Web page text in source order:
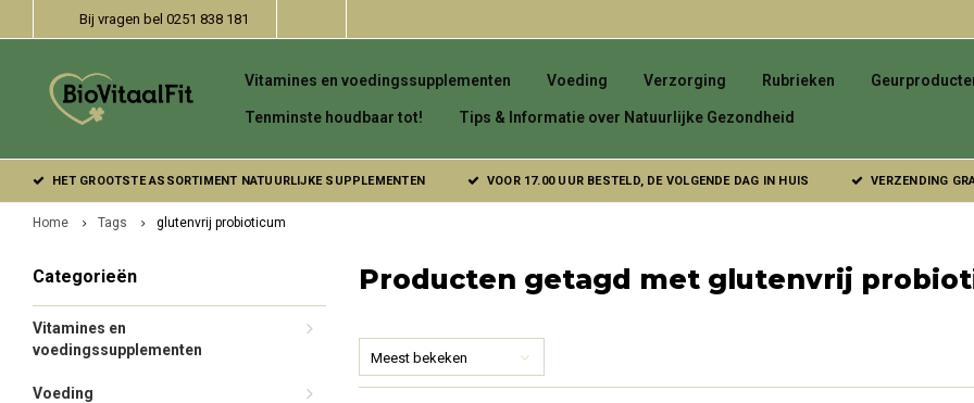
Bij vragen bel 0251 838 181
Vitamines en voedingssupplementen Voeding Verzorging Rubrieken
Tenminste houdbaar tot! Tips & Informatie over Natuurlijke Gezondheid
HET GROOTSTE ASSORTIMENT NATUURLIJKE SUPPLEMENTEN VOOR 17.00 UUR BESTELD, DE VOLGENDE DAG IN HUIS VERZENDING
Home Tags glutenvrij probioticum
Categorieën
Vitamines en
voedingssupplementen
Voeding
Producten getagd met glutenvrij
Meest bekeken